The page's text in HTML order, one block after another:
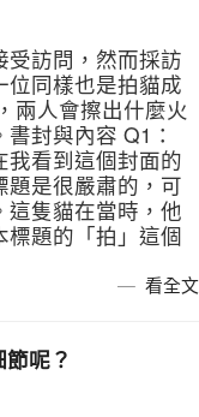
訪問，然而採訪
位同樣也是拍貓成
兩人會擦出什麼火
封與內容 Q1：
我看到這個封面的
題是很嚴肅的，可
這隻貓在當時，他
標題的「拍」這個
看全文
呢？